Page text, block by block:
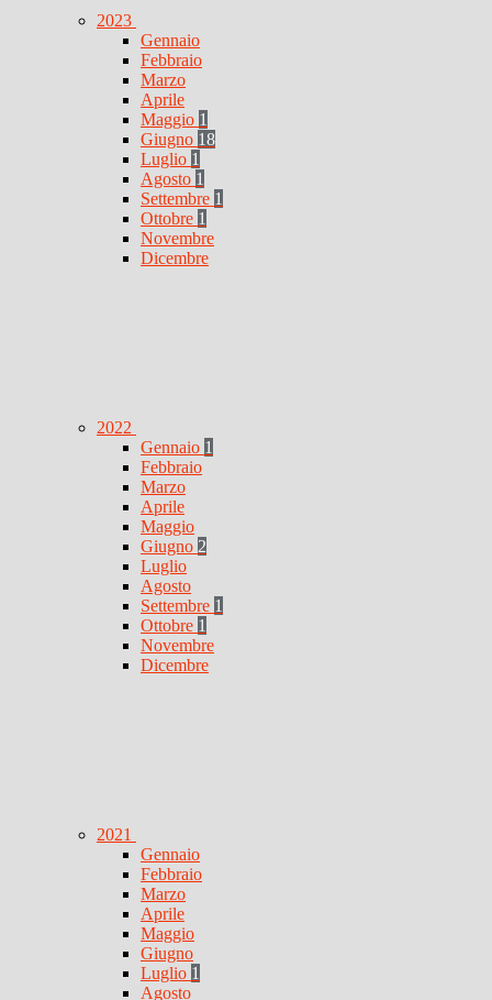
2023
Gennaio
Febbraio
Marzo
Aprile
Maggio 1
Giugno 18
Luglio 1
Agosto 1
Settembre 1
Ottobre 1
Novembre
Dicembre
2022
Gennaio 1
Febbraio
Marzo
Aprile
Maggio
Giugno 2
Luglio
Agosto
Settembre 1
Ottobre 1
Novembre
Dicembre
2021
Gennaio
Febbraio
Marzo
Aprile
Maggio
Giugno
Luglio 1
Agosto